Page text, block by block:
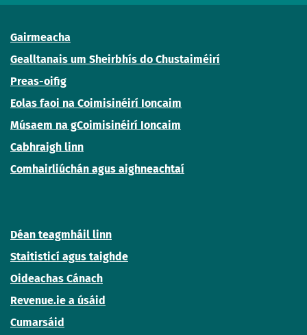
Gairmeacha
Gealltanais um Sheirbhís do Chustaiméirí
Preas-oifig
Eolas faoi na Coimisinéirí Ioncaim
Músaem na gCoimisinéirí Ioncaim
Cabhraigh linn
Comhairliúchán agus aighneachtaí
Déan teagmháil linn
Staitisticí agus taighde
Oideachas Cánach
Revenue.ie a úsáid
Cumarsáid